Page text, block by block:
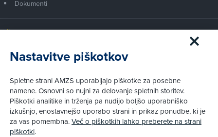
Dokumenti
Postanite član AMZS
Zakaj (p)ostati član?
Kako vam pomagamo
Pravni vidiki
Piškotki
Nastavitve piškotkov
Spletne strani AMZS uporabljajo piškotke za posebne
namene. Osnovni so nujni za delovanje spletnih storitev.
Piškotki analitike in trženja pa nudijo boljšo uporabniško
izkušnjo, enostavnejšo uporabo strani in prikaz ponudbe, ki je
za vas pomembna.Več o piškotkih lahko preberete na strani
piškotki.